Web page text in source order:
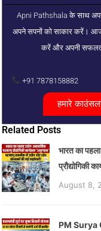
Apni Pathshala के साथ
अपने सपनों को साकार करें। आज
करें और अपनी
+91 7878158882
हमारे
Related Posts
भारत का
प्रौद्योगिकी
August 8,
PM Surya